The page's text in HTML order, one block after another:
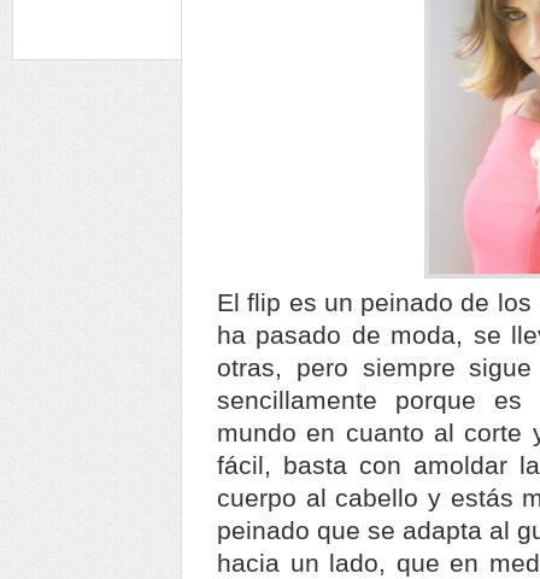
El flip es un peinado de
ha pasado de moda, se
otras, pero siempre
sencillamente porque
mundo en cuanto al corte
fácil, basta con amoldar
cuerpo al cabello y estás
peinado que se adapta al
hacia un lado, que en